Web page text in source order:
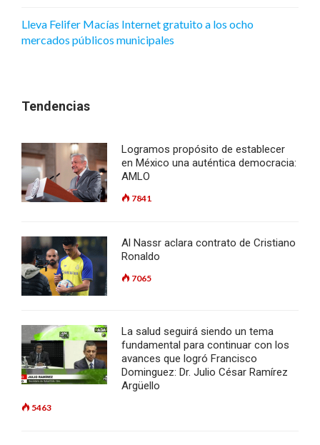
Lleva Felifer Macías Internet gratuito a los ocho
mercados públicos municipales
Tendencias
Logramos propósito de establecer
en México una auténtica democracia:
AMLO
7841
Al Nassr aclara contrato de Cristiano
Ronaldo
7065
La salud seguirá siendo un tema
fundamental para continuar con los
avances que logró Francisco
Dominguez: Dr. Julio César Ramírez
Argüello
5463